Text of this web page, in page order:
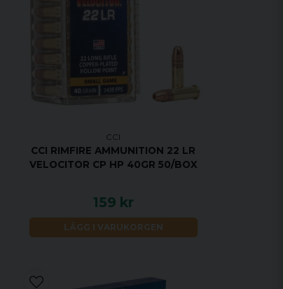
CCI
CCI RIMFIRE AMMUNITION 22 LR
VELOCITOR CP HP 40GR 50/BOX
159 kr
LÄGG I VARUKORGEN